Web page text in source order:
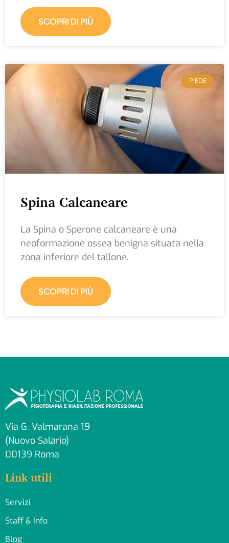
SCOPRI DI PIÙ
PIEDE
Spina Calcaneare
La Spina o Sperone calcaneare è una
neoformazione ossea benigna situata nella
zona inferiore del tallone.
SCOPRI DI PIÙ
Via G. Valmarana 19
(Nuovo Salario)
00139 Roma
Link utili
Servizi
Staff & Info
Blog